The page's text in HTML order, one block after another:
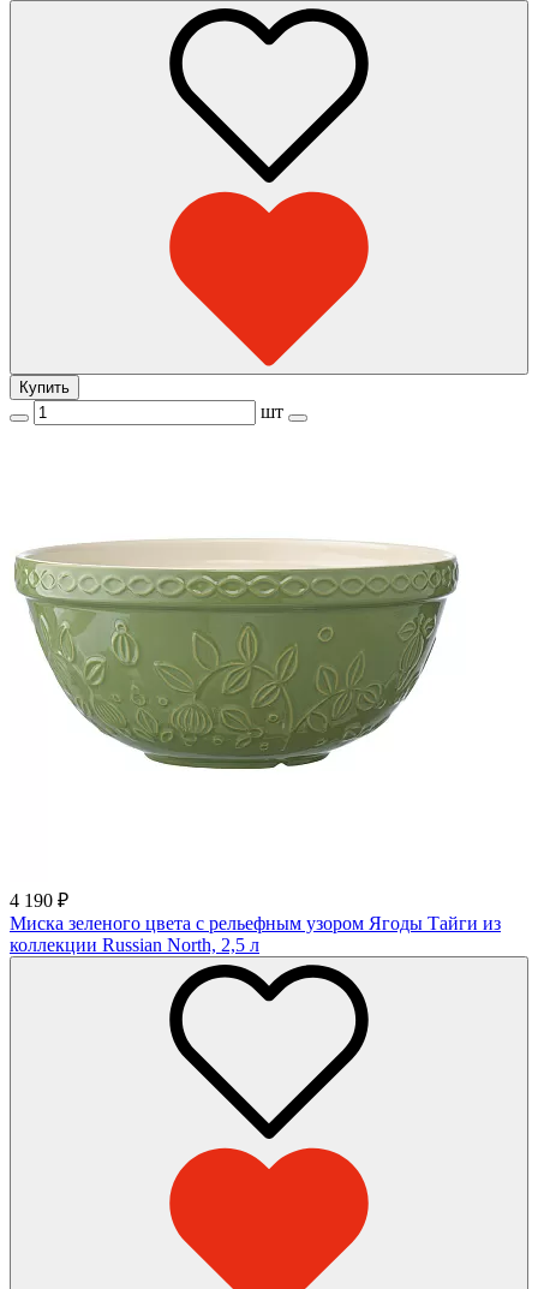
Купить
шт
4 190 ₽
Миска зеленого цвета с рельефным узором Ягоды Тайги из
коллекции Russian North, 2,5 л